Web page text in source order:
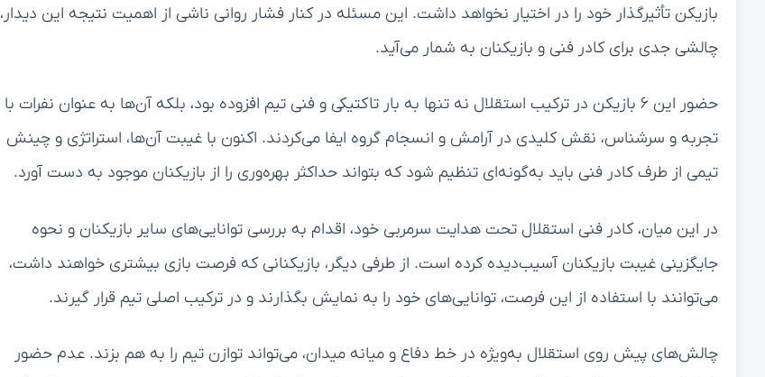
بازیکن تأثیرگذار خود را در اختیار نخواهد داشت. این مسئله در کنار فشار روانی ناشی از اهمیت نتیجه این دیدار،
چالشی جدی برای کادر فنی و بازیکنان به شمار می‌آید.
حضور این ۶ بازیکن در ترکیب استقلال نه تنها به بار تاکتیکی و فنی تیم افزوده بود، بلکه آن‌ها به عنوان نفرات با
تجربه و سرشناس، نقش کلیدی در آرامش و انسجام گروه ایفا می‌کردند. اکنون با غیبت آن‌ها، استراتژی و چینش
تیمی از طرف کادر فنی باید به‌گونه‌ای تنظیم شود که بتواند حداکثر بهره‌وری را از بازیکنان موجود به دست آورد.
در این میان، کادر فنی استقلال تحت هدایت سرمربی خود، اقدام به بررسی توانایی‌های سایر بازیکنان و نحوه
جایگزینی غیبت بازیکنان آسیب‌دیده کرده است. از طرفی دیگر، بازیکنانی که فرصت بازی بیشتری خواهند داشت،
می‌توانند با استفاده از این فرصت، توانایی‌های خود را به نمایش بگذارند و در ترکیب اصلی تیم قرار گیرند.
چالش‌های پیش روی استقلال به‌ویژه در خط دفاع و میانه میدان، می‌تواند توازن تیم را به هم بزند. عدم حضور